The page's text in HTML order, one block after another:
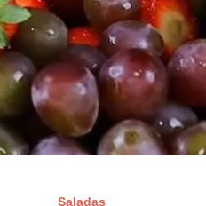
Saladas